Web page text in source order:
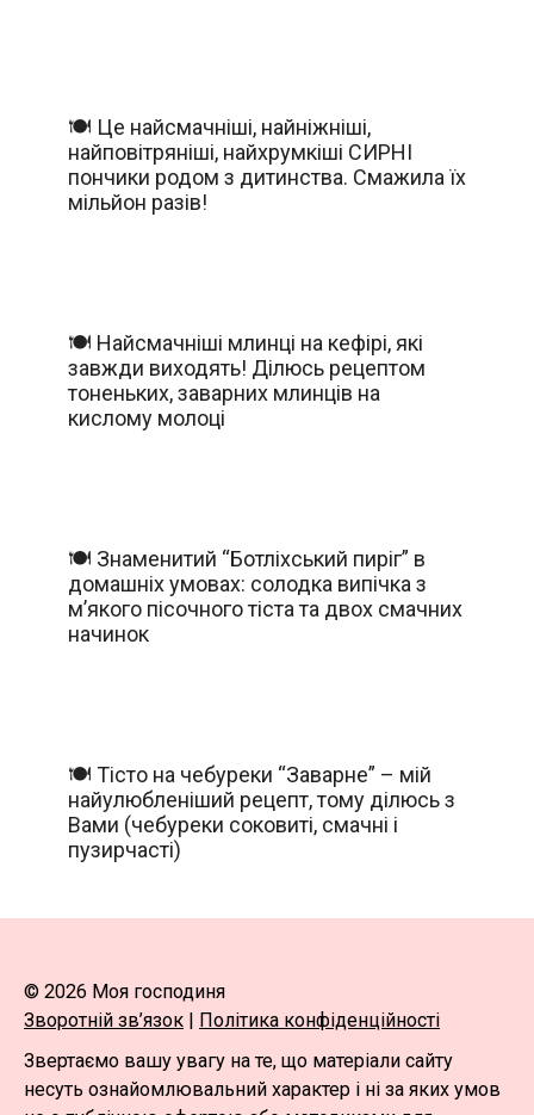
🍽️ Це найсмачніші, найніжніші,
найповітряніші, найхрумкіші СИРНІ
пончики родом з дитинства. Смажила їх
мільйон разів!
🍽️ Найсмачніші млинці на кефірі, які
завжди виходять! Ділюсь рецептом
тоненьких, заварних млинців на
кислому молоці
🍽️ Знаменитий “Ботліхський пиріг” в
домашніх умовах: солодка випічка з
м’якого пісочного тіста та двох смачних
начинок
🍽️ Тісто на чебуреки “Заварне” – мій
найулюбленіший рецепт, тому ділюсь з
Вами (чебуреки соковиті, смачні і
пузирчасті)
© 2026 Моя господиня
Зворотній зв’язок
Політика конфіденційності
Звертаємо вашу увагу на те, що матеріали сайту
несуть ознайомлювальний характер і ні за яких умов